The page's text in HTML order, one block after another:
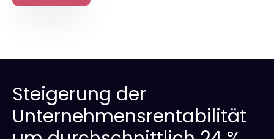
Steigerung der
Unternehmensrentabilität